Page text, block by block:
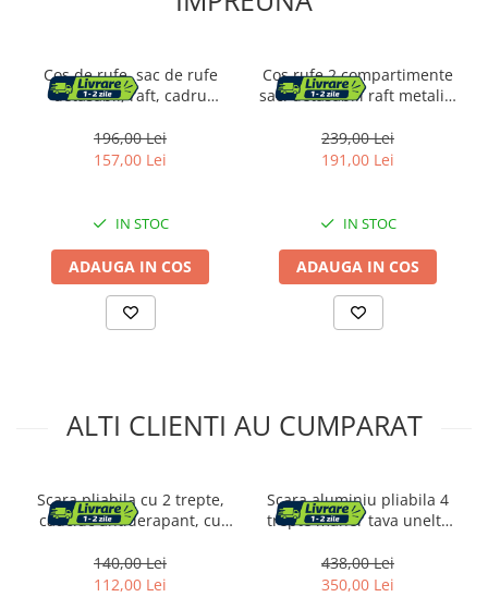
Cos de rufe, sac de rufe
detasabil, raft, cadru
maro rustic si negru
196,00 Lei
157,00 Lei
IN STOC
ADAUGA IN COS
Cos rufe 2 compartimente
saci detasabili raft metalic,
naturala, alb
239,00 Lei
191,00 Lei
IN STOC
ADAUGA IN COS
ALTI CLIENTI AU CUMPARAT
Scara pliabila cu 2 trepte,
cauciuc antiderapant, cu
50x60x44cm, gri si negru
140,00 Lei
112,00 Lei
Scara aluminiu pliabila 4
trepte maner tava unelte
antiderapanta, negru
438,00 Lei
350,00 Lei